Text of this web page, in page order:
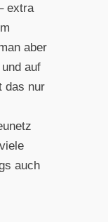
extra
aber
auf
das nur
auch